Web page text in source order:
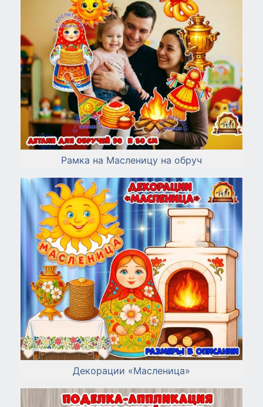
Рамка на Масленицу на обруч
Декорации «Масленица»